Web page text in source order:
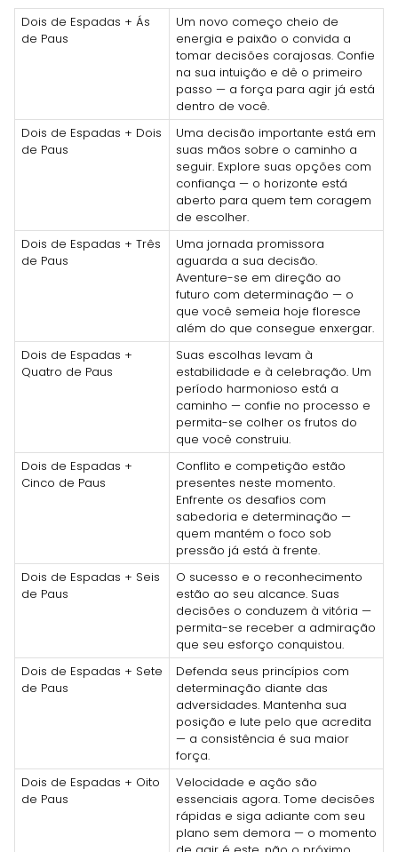
Dois de Espadas + Ás
de Paus
Um novo começo cheio de
energia e paixão o convida a
tomar decisões corajosas. Confie
na sua intuição e dê o primeiro
passo — a força para agir já está
dentro de você.
Dois de Espadas + Dois
de Paus
Uma decisão importante está em
suas mãos sobre o caminho a
seguir. Explore suas opções com
confiança — o horizonte está
aberto para quem tem coragem
de escolher.
Dois de Espadas + Três
de Paus
Uma jornada promissora
aguarda a sua decisão.
Aventure-se em direção ao
futuro com determinação — o
que você semeia hoje floresce
além do que consegue enxergar.
Dois de Espadas +
Quatro de Paus
Suas escolhas levam à
estabilidade e à celebração. Um
período harmonioso está a
caminho — confie no processo e
permita-se colher os frutos do
que você construiu.
Dois de Espadas +
Cinco de Paus
Conflito e competição estão
presentes neste momento.
Enfrente os desafios com
sabedoria e determinação —
quem mantém o foco sob
pressão já está à frente.
Dois de Espadas + Seis
de Paus
O sucesso e o reconhecimento
estão ao seu alcance. Suas
decisões o conduzem à vitória —
permita-se receber a admiração
que seu esforço conquistou.
Dois de Espadas + Sete
de Paus
Defenda seus princípios com
determinação diante das
adversidades. Mantenha sua
posição e lute pelo que acredita
— a consistência é sua maior
força.
Dois de Espadas + Oito
de Paus
Velocidade e ação são
essenciais agora. Tome decisões
rápidas e siga adiante com seu
plano sem demora — o momento